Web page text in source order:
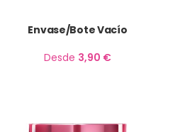
Envase/Bote Vacío
Desde 3,90 €